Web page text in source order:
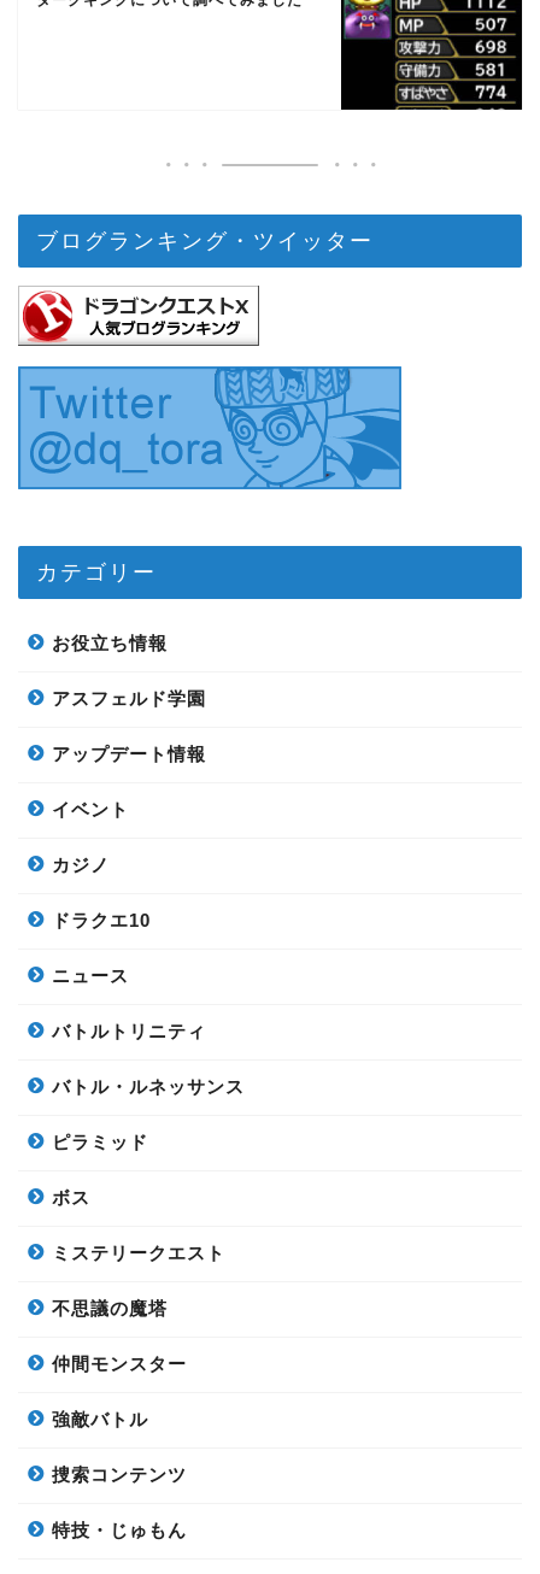
ブログランキング・ツイッター
カテゴリー
お役立ち情報
アスフェルド学園
アップデート情報
イベント
カジノ
ドラクエ10
ニュース
バトルトリニティ
バトル・ルネッサンス
ピラミッド
ボス
ミステリークエスト
不思議の魔塔
仲間モンスター
強敵バトル
捜索コンテンツ
特技・じゅもん